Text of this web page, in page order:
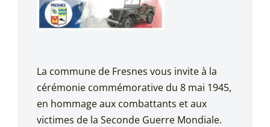
La commune de Fresnes vous invite à la
cérémonie commémorative du 8 mai 1945,
en hommage aux combattants et aux
victimes de la Seconde Guerre Mondiale.